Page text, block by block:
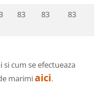
83 83 83
cum se efectueaza
marimiaici.